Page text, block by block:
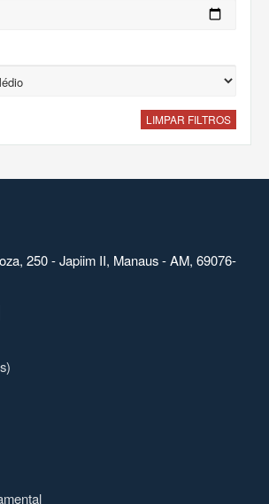
LIMPAR FILTROS
250 - Japiim II, Manaus - AM, 69076-